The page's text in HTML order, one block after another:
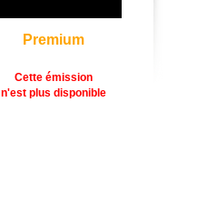
Premium
Cette émission
n'est plus disponible